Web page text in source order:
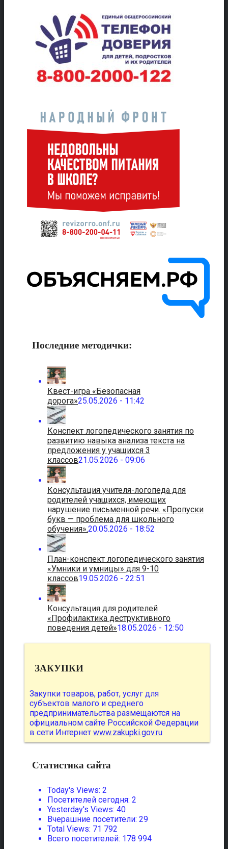
Последние методички:
Квест-игра «Безопасная
дорога»25.05.2026 - 11:42
Конспект логопедического занятия по
развитию навыка анализа текста на
предложения у учащихся 3
классов21.05.2026 - 09:06
Консультация учителя-логопеда для
родителей учащихся, имеющих
нарушение письменной речи. «Пропуски
букв — проблема для школьного
обучения».20.05.2026 - 18:52
План-конспект логопедического занятия
«Умники и умницы» для 9-10
классов19.05.2026 - 22:51
Консультация для родителей
«Профилактика деструктивного
поведения детей»18.05.2026 - 12:50
ЗАКУПКИ
Закупки товаров, работ, услуг для
субъектов малого и среднего
предпринимательства размещаются на
официальном сайте Российской Федерации
в сети Интернет www.zakupki.gov.ru
Статистика сайта
Today's Views: 2
Посетителей сегодня: 2
Yesterday's Views: 40
Вчерашние посетители: 29
Total Views: 71 792
Всего посетителей: 178 994